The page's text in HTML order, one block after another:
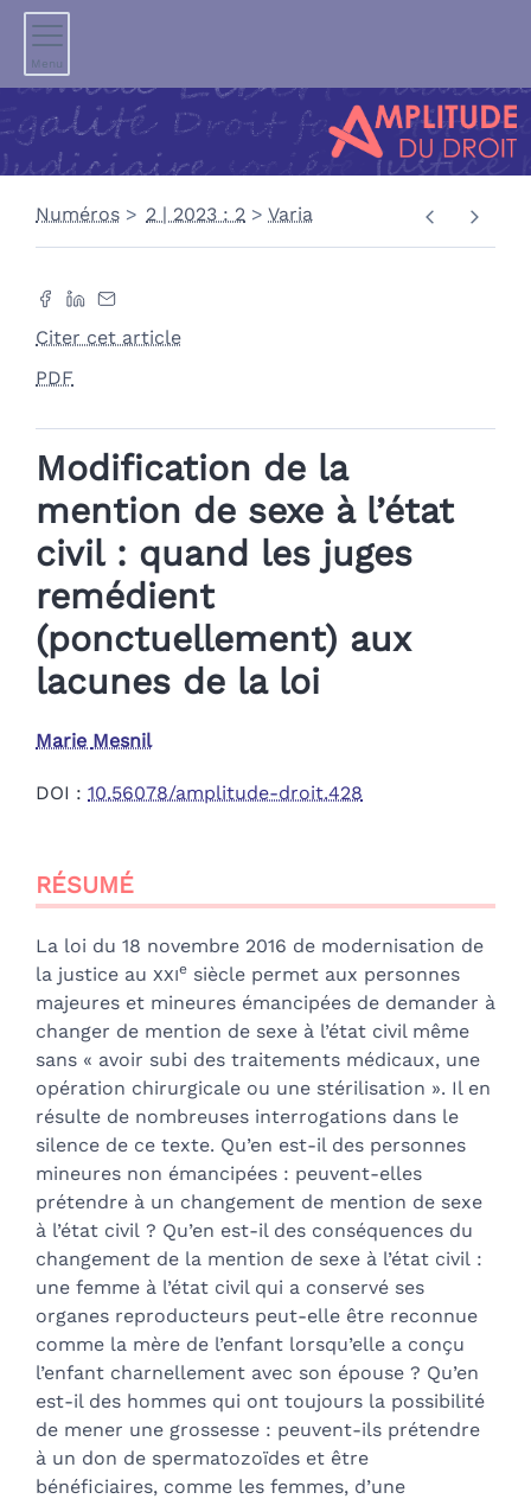
Menu
Numéros 2 | 2023 : 2 Varia
Citer cet article
PDF
Modification de la
mention de sexe à l’état
civil : quand les juges
remédient
(ponctuellement) aux
lacunes de la loi
Marie Mesnil
DOI : 10.56078/amplitude-droit.428
Index
Plan
Texte
Bibliographie
Notes
Citer cet article
Auteur
RÉSUMÉ
La loi du 18 novembre 2016 de modernisation de
la justice au xxie siècle permet aux personnes
majeures et mineures émancipées de demander à
changer de mention de sexe à l’état civil même
sans « avoir subi des traitements médicaux, une
opération chirurgicale ou une stérilisation ». Il en
résulte de nombreuses interrogations dans le
silence de ce texte. Qu’en est-il des personnes
mineures non émancipées : peuvent-elles
prétendre à un changement de mention de sexe
à l’état civil ? Qu’en est-il des conséquences du
changement de la mention de sexe à l’état civil :
une femme à l’état civil qui a conservé ses
organes reproducteurs peut-elle être reconnue
comme la mère de l’enfant lorsqu’elle a conçu
l’enfant charnellement avec son épouse ? Qu’en
est-il des hommes qui ont toujours la possibilité
de mener une grossesse : peuvent-ils prétendre
à un don de spermatozoïdes et être
bénéficiaires, comme les femmes, d’une